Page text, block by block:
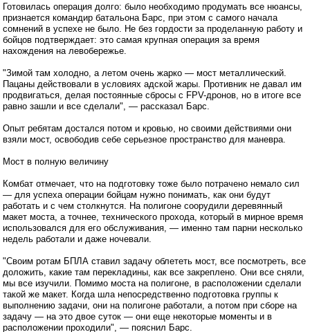
Готовилась операция долго: было необходимо продумать все нюансы,
признается командир батальона Барс, при этом с самого начала
сомнений в успехе не было. Не без гордости за проделанную работу и
бойцов подтверждает: это самая крупная операция за время
нахождения на левобережье.
"Зимой там холодно, а летом очень жарко — мост металлический.
Пацаны действовали в условиях адской жары. Противник не давал им
продвигаться, делая постоянные сбросы с FPV-дронов, но в итоге все
равно зашли и все сделали", — рассказал Барс.
Опыт ребятам достался потом и кровью, но своими действиями они
взяли мост, освободив себе серьезное пространство для маневра.
Мост в полную величину
Комбат отмечает, что на подготовку тоже было потрачено немало сил
— для успеха операции бойцам нужно понимать, как они будут
работать и с чем столкнутся. На полигоне соорудили деревянный
макет моста, а точнее, технического прохода, который в мирное время
использовался для его обслуживания, — именно там парни несколько
недель работали и даже ночевали.
"Своим ротам БПЛА ставил задачу облететь мост, все посмотреть, все
доложить, какие там перекладины, как все закреплено. Они все сняли,
мы все изучили. Помимо моста на полигоне, в расположении сделали
такой же макет. Когда шла непосредственно подготовка группы к
выполнению задачи, они на полигоне работали, а потом при сборе на
задачу — на это двое суток — они еще некоторые моменты и в
расположении проходили", — пояснил Барс.